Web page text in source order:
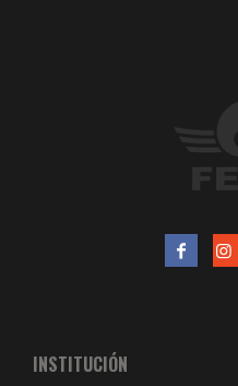
INSTITUCIÓN